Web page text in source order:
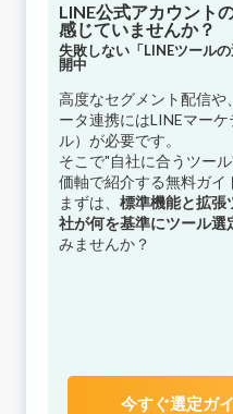
LINE公式アカウント
感じていませんか？
失敗しない「LINEツール
開中
高度なセグメント配信
ータ連携にはLINEマー
ル）が必要です。
そこで"自社に合うツー
価軸で紹介する無料ガイ
まずは、 標準機能と拡張
社が何を基準にツール選
みませんか？
今すぐ選定ガ